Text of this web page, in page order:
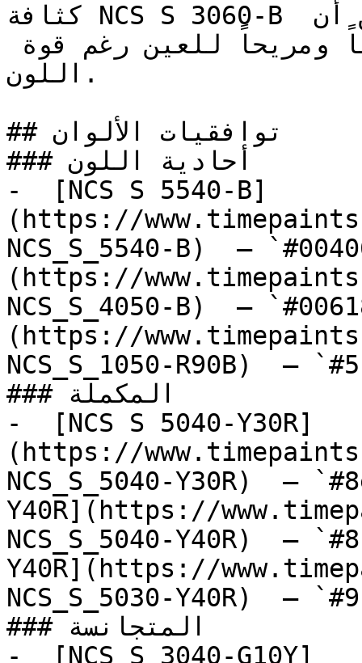
كثافة NCS S 3060-B تمنحه تأثير لون قوي، في حين أن
اللون.
## توافقيات الألوان
### أحادية اللون
-  [NCS S 5540-B]
(https://
NCS_S_5540-B)  —
(https://
NCS_S_4050-B)  —
(https://
NCS_S_1050-R90B)  —
### المكملة
-  [NCS S 5040-Y30R]
(https://
NCS_S_5040-Y30R)  —
Y40R](https://
NCS_S_5040-Y40R)  —
Y40R](https://
NCS_S_5030-Y40R)  —
### المتجانسة
-  [NCS S 3040-G10Y]